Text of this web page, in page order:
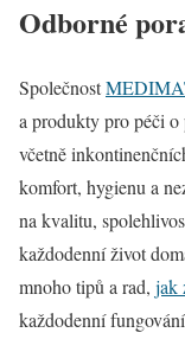
Odborné
Společnost
a produkty pro péči o
včetně
komfort, hygienu a
na kvalitu,
každodenní život
mnoho tipů a rad, jak
každodenní